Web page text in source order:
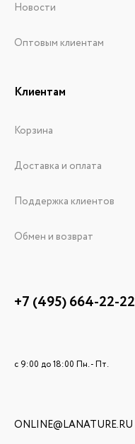
Новости
Оптовым клиентам
Клиентам
Корзина
Доставка и оплата
Поддержка клиентов
Обмен и возврат
+7 (495) 664-22-22
c 9:00 до 18:00 Пн. - Пт.
ONLINE@LANATURE.RU